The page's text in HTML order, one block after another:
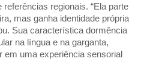
regionais. “Ela parte
mas ganha identidade própria
Sua característica dormência
na língua e na garganta,
em uma experiência sensorial